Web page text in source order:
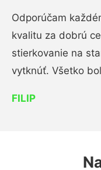
Odporúčam
kvalitu za dobrú
stierkovanie na
vytknúť. Všetko
FILIP